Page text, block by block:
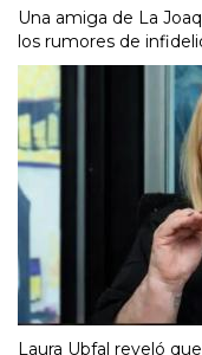
Una amiga de La
los rumores de
Laura Ubfal reveló